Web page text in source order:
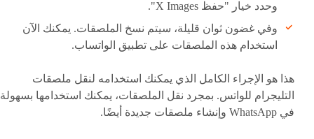
وحدد خيار "حفظ X Images".
وفي غضون ثوان قليلة، سيتم نسخ الملصقات. يمكنك الآن
استخدام هذه الملصقات على تطبيق الواتساب.
هذا هو الإجراء الكامل الذي يمكنك استخدامه لنقل ملصقات
التليجرام للواتس. بمجرد نقل الملصقات، يمكنك استخدامها بسهولة
في WhatsApp وإنشاء ملصقات جديدة أيضًا.